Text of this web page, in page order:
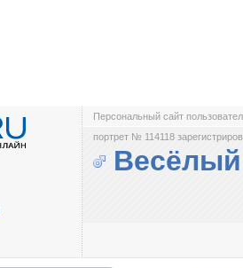
Персональный сайт
портрет № 114118
Весёлый